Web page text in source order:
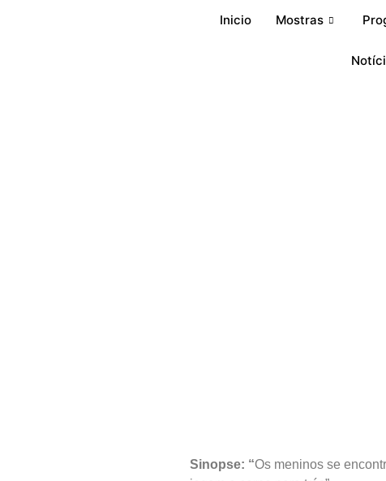
Inicio Mostras
Sinopse: “Os meninos se